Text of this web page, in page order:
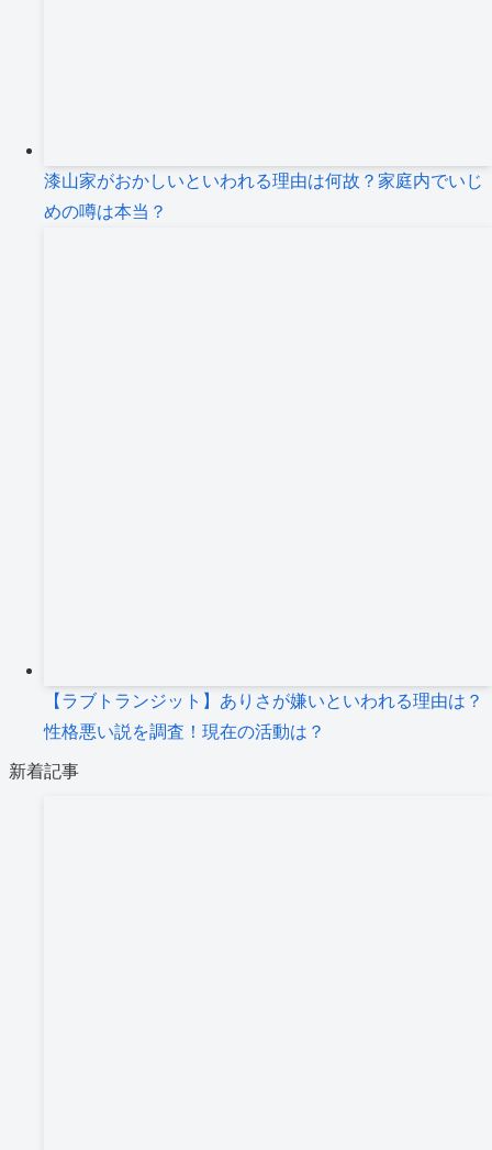
漆山家がおかしいといわれる理由は何故？家庭内でいじ
めの噂は本当？
【ラブトランジット】ありさが嫌いといわれる理由は？
性格悪い説を調査！現在の活動は？
新着記事